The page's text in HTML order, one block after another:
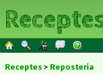
Receptes Reposteria